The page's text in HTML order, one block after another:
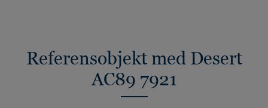
Referensobjekt med Desert
AC89 7921